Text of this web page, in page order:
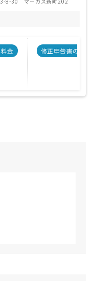
金 修正申告書の料金